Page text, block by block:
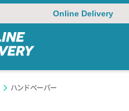
Online Delivery
ハンドペーパー